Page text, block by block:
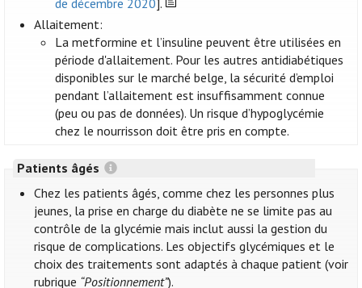
de décembre 2020].
Allaitement:
La metformine et l’insuline peuvent être utilisées en
période d'allaitement. Pour les autres antidiabétiques
disponibles sur le marché belge, la sécurité d’emploi
pendant l’allaitement est insuffisamment connue
(peu ou pas de données). Un risque d’hypoglycémie
chez le nourrisson doit être pris en compte.
Patients âgés
Chez les patients âgés, comme chez les personnes plus
jeunes, la prise en charge du diabète ne se limite pas au
contrôle de la glycémie mais inclut aussi la gestion du
risque de complications. Les objectifs glycémiques et le
choix des traitements sont adaptés à chaque patient (voir
rubrique “Positionnement”).